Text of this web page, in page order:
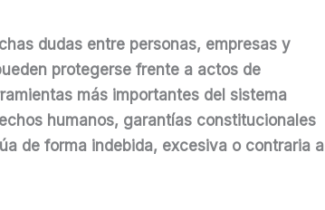
dudas entre personas, empresas y
protegerse frente a actos de
más importantes del sistema
humanos, garantías constitucionales
de forma indebida, excesiva o contraria a